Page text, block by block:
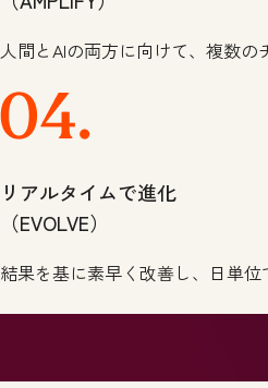
人間とAIの両方に向けて、複数の
リアルタイムで進化
（EVOLVE）
結果を基に素早く改善し、日単位